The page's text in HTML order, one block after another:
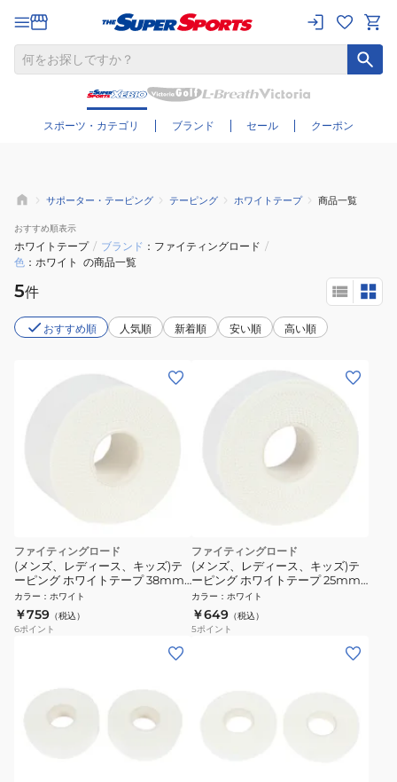
スポーツ・カテゴリ ブランド セール クーポン
さらに絞り込む
サポーター・テーピング テーピング ホワイトテープ 商品一覧
おすすめ順表示
ホワイトテープ / ブランド ファイティングロード /
色
ホワイト の商品一覧
5件
おすすめ順 人気順 新着順 安い順 高い順
ファイティングロード
(メンズ、レディース、キッズ)テ
ーピング ホワイトテープ 38mm
FR23UN0004 WHT
カラー ： ホワイト
￥759 （税込）
6ポイント
ファイティングロード
(メンズ、レディース、キッズ)テ
ーピング ホワイトテープ 25mm
FR23UN0003 WHT
カラー ： ホワイト
￥649 （税込）
5ポイント